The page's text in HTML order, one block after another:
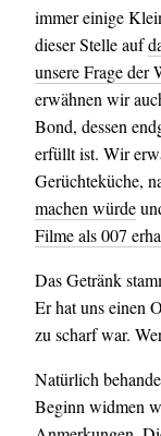
immer einige
dieser Stelle auf
unsere Frage der
erwähnen wir
Bond, dessen
erfüllt ist. Wir
Gerüchteküche,
machen würde
Filme als 007
Das Getränk
Er hat uns einen
zu scharf war.
Natürlich
Beginn widmen